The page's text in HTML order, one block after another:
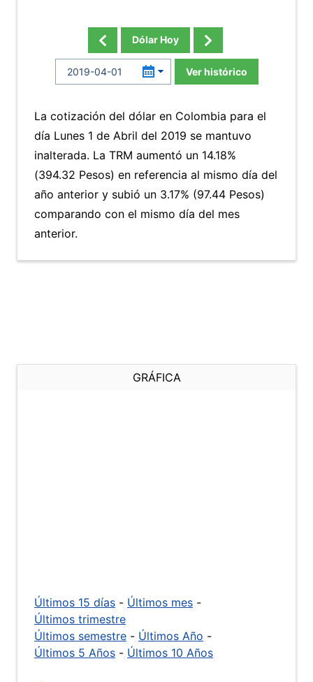
Dólar Hoy
Ver histórico
La cotización del dólar en Colombia para el
día Lunes 1 de Abril del 2019 se mantuvo
inalterada. La TRM aumentó un 14.18%
(394.32 Pesos) en referencia al mismo día del
año anterior y subió un 3.17% (97.44 Pesos)
comparando con el mismo día del mes
anterior.
GRÁFICA
Últimos 15 días - Últimos mes -
Últimos trimestre
Últimos semestre - Últimos Año -
Últimos 5 Años - Últimos 10 Años